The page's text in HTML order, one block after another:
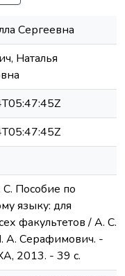
Сергеевна
Наталья
С. Пособие по
языку: для
факультетов / А. С.
А. Серафимович. -
2013. - 39 с.